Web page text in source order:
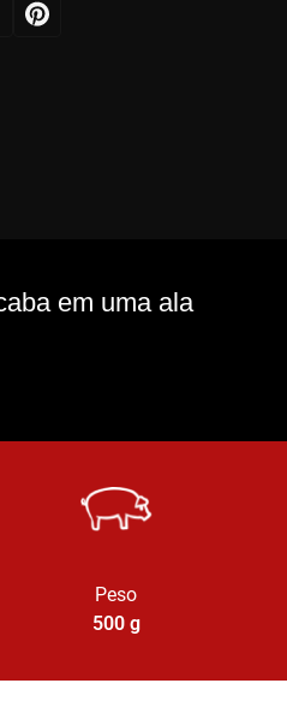
em uma ala
Peso
500g